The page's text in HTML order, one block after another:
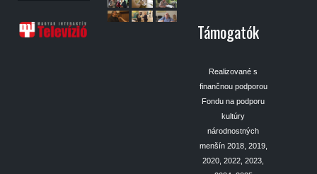
Támogatók
Realizované s
finančnou podporou
Fondu na podporu
kultúry
národnostných
menšín 2018, 2019,
2020, 2022, 2023,